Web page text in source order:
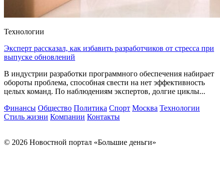
Технологии
Эксперт рассказал, как избавить разработчиков от стресса при
выпуске обновлений
В индустрии разработки программного обеспечения набирает
обороты проблема, способная свести на нет эффективность
целых команд. По наблюдениям экспертов, долгие циклы...
Финансы Общество Политика Спорт Москва Технологии
Стиль жизни Компании Контакты
© 2026 Новостной портал «Большие деньги»